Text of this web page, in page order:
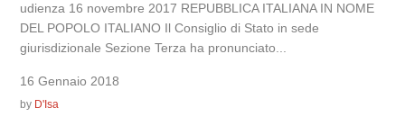
udienza 16 novembre 2017 REPUBBLICA ITALIANA IN NOME
DEL POPOLO ITALIANO Il Consiglio di Stato in sede
giurisdizionale Sezione Terza ha pronunciato...
16 Gennaio 2018
by D'Isa